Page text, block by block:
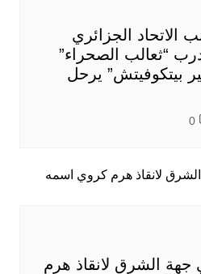
الاتحاد الجزائري
“ثعالب الصحراء”
بيتكوفيتش” يرحل
0
الشرق لانقاذ هرم